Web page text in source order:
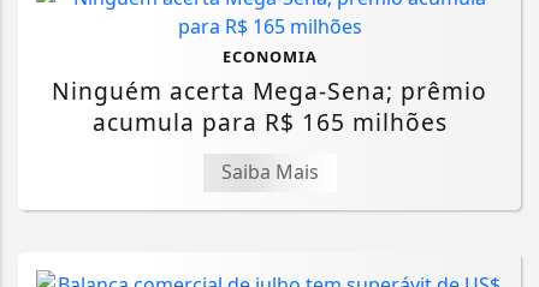
ECONOMIA
Ninguém acerta Mega-Sena; prêmio
acumula para R$ 165 milhões
Saiba Mais